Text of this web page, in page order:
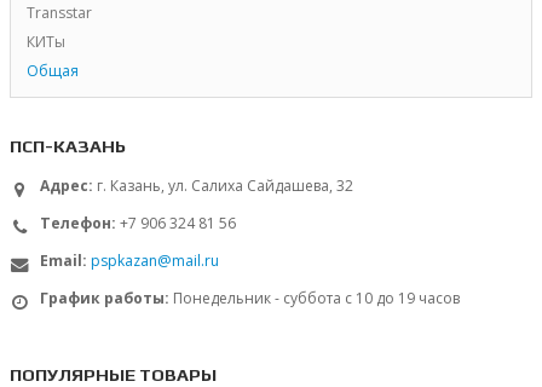
Transstar
КИТы
Общая
ПСП-КАЗАНЬ
Адрес: г. Казань, ул. Салиха Сайдашева, 32
Телефон: +7 906 324 81 56
Email: pspkazan@mail.ru
График работы: Понедельник - суббота с 10 до 19 часов
ПОПУЛЯРНЫЕ ТОВАРЫ